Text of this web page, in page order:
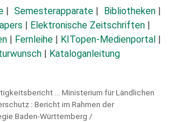
Semesterapparate
Bibliotheken
Elektronische Zeitschriften
Fernleihe KITopen-Medienportal
Kataloganleitung
... Ministerium für Ländlichen
: Bericht im Rahmen der
Baden-Württemberg /